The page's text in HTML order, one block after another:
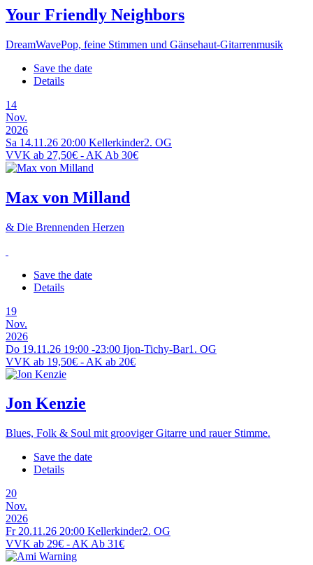
Your Friendly Neighbors
DreamWavePop, feine Stimmen und Gänsehaut-Gitarrenmusik
Save the date
Details
14
Nov.
2026
Sa 14.11.26 20:00 Kellerkinder2. OG
VVK ab 27,50€ - AK Ab 30€
Max von Milland
& Die Brennenden Herzen
Save the date
Details
19
Nov.
2026
Do 19.11.26 19:00 -23:00 Ijon-Tichy-Bar1. OG
VVK ab 19,50€ - AK ab 20€
Jon Kenzie
Blues, Folk & Soul mit grooviger Gitarre und rauer Stimme.
Save the date
Details
20
Nov.
2026
Fr 20.11.26 20:00 Kellerkinder2. OG
VVK ab 29€ - AK Ab 31€